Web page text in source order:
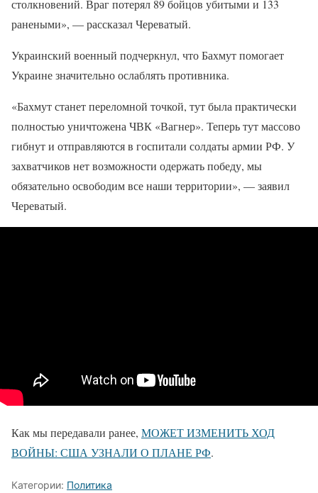
столкновений. Враг потерял 89 бойцов убитыми и 133
ранеными», — рассказал Череватый.
Украинский военный подчеркнул, что Бахмут помогает
Украине значительно ослаблять противника.
«Бахмут станет переломной точкой, тут была практически
полностью уничтожена ЧВК «Вагнер». Теперь тут массово
гибнут и отправляются в госпитали солдаты армии РФ. У
захватчиков нет возможности одержать победу, мы
обязательно освободим все наши территории», — заявил
Череватый.
Как мы передавали ранее, МОЖЕТ ИЗМЕНИТЬ ХОД
ВОЙНЫ: США УЗНАЛИ О ПЛАНЕ РФ.
Категории: Политика